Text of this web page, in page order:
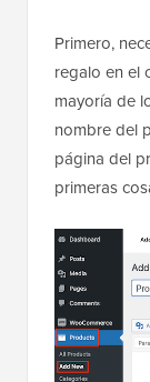
Primero,
regalo en el
mayoría de
nombre del
página del
primeras